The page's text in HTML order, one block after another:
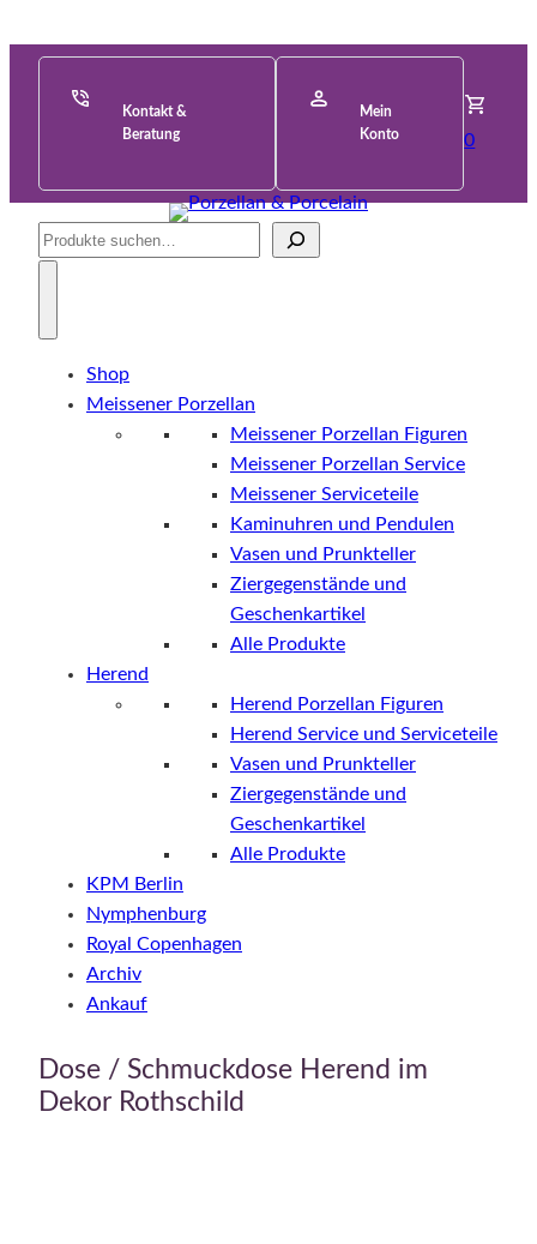
Kontakt &
Beratung
Mein
Konto
0
Suche
Shop
Meissener Porzellan
Meissener Porzellan Figuren
Meissener Porzellan Service
Meissener Serviceteile
Kaminuhren und Pendulen
Vasen und Prunkteller
Ziergegenstände und
Geschenkartikel
Alle Produkte
Herend
Herend Porzellan Figuren
Herend Service und Serviceteile
Vasen und Prunkteller
Ziergegenstände und
Geschenkartikel
Alle Produkte
KPM Berlin
Nymphenburg
Royal Copenhagen
Archiv
Ankauf
Dose / Schmuckdose Herend im
Dekor Rothschild